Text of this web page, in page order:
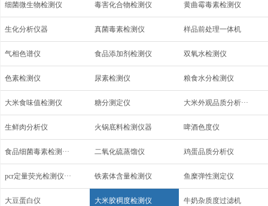
细菌微生物检测仪 毒害化合物检测仪 黄曲霉毒素检测仪
生化分析仪器 真菌毒素检测仪 样品前处理一体机
气相色谱仪 食品添加剂检测仪 双氧水检测仪
色素检测仪 尿素检测仪 粮食水分检测仪
大米食味值检测仪 糖分测定仪 大米外观品质分析···
生鲜肉分析仪 火锅底料检测仪器 啤酒色度仪
食品细菌毒素检测··· 二氧化硫蒸馏仪 鸡蛋品质分析仪
pcr定量荧光检测仪··· 铁素体含量检测仪 鱼糜弹性测定仪
大豆蛋白仪 大米胶稠度检测仪 牛奶杂质度过滤机